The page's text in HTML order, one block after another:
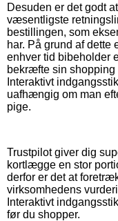
Desuden er det godt
væsentligste
bestillingen, som
har. På grund af dette
enhver tid bibeholder
bekræfte sin shopping
Interaktivt
uafhængig om man
pige.
Trustpilot giver dig
kortlægge en stor
derfor er det at
virksomhedens
Interaktivt
før du shopper.